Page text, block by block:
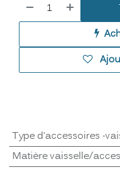
Type d'accessoires -
Matière vaisselle/